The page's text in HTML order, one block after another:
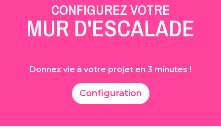
CONFIGUREZ VOTRE
MUR D'ESCALADE
Donnez vie à votre projet en 3 minutes !
Configuration